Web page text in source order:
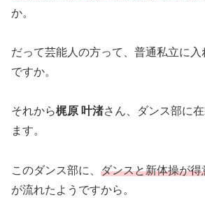
か。
だって芸能人の方って、普通私立に
ですか。
それから梶原 叶渚さん、ダンス部に
ます。
このダンス部に、 ダンスと新体操が得
が流れたようですから。